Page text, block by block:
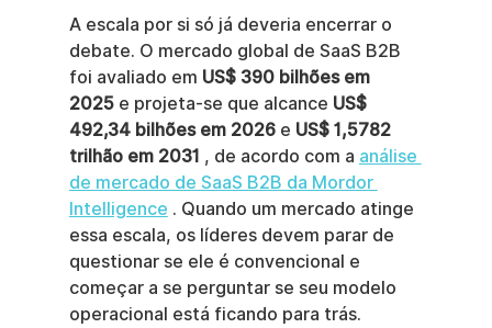
A escala por si só já deveria encerrar o
debate. O mercado global de SaaS B2B
foi avaliado em US$ 390 bilhões em
2025 e projeta-se que alcance US$
492,34 bilhões em 2026 e US$ 1,5782
trilhão em 2031 , de acordo com a análise
de mercado de SaaS B2B da Mordor
Intelligence . Quando um mercado atinge
essa escala, os líderes devem parar de
questionar se ele é convencional e
começar a se perguntar se seu modelo
operacional está ficando para trás.